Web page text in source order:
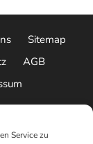
Service zu
Sitemap
AGB